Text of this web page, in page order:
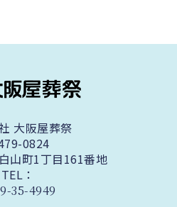
大阪屋葬祭
0824
山町1丁目161番地
TEL：
35-4949